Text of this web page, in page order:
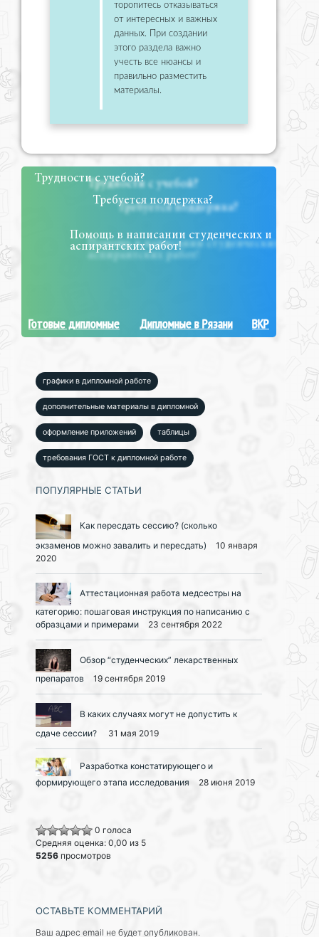
торопитесь отказываться
от интересных и важных
данных. При создании
этого раздела важно
учесть все нюансы и
правильно разместить
материалы.
Трудности с учебой?
Требуется поддержка?
Помощь в написании студенческих и
аспирантских работ!
Готовые дипломные Дипломные в Рязани ВКР
графики в дипломной работе
дополнительные материалы в дипломной
оформление приложений таблицы
требования ГОСТ к дипломной работе
ПОПУЛЯРНЫЕ СТАТЬИ
Как пересдать сессию? (сколько
экзаменов можно завалить и пересдать)
10 января
2020
Аттестационная работа медсестры на
категорию: пошаговая инструкция по написанию с
образцами и примерами
23 сентября 2022
Обзор “студенческих” лекарственных
препаратов
19 сентября 2019
В каких случаях могут не допустить к
сдаче сессии?
31 мая 2019
Разработка констатирующего и
формирующего этапа исследования
28 июня 2019
0 голоса
Средняя оценка: 0,00 из 5
5256 просмотров
ОСТАВЬТЕ КОММЕНТАРИЙ
Ваш адрес email не будет опубликован.